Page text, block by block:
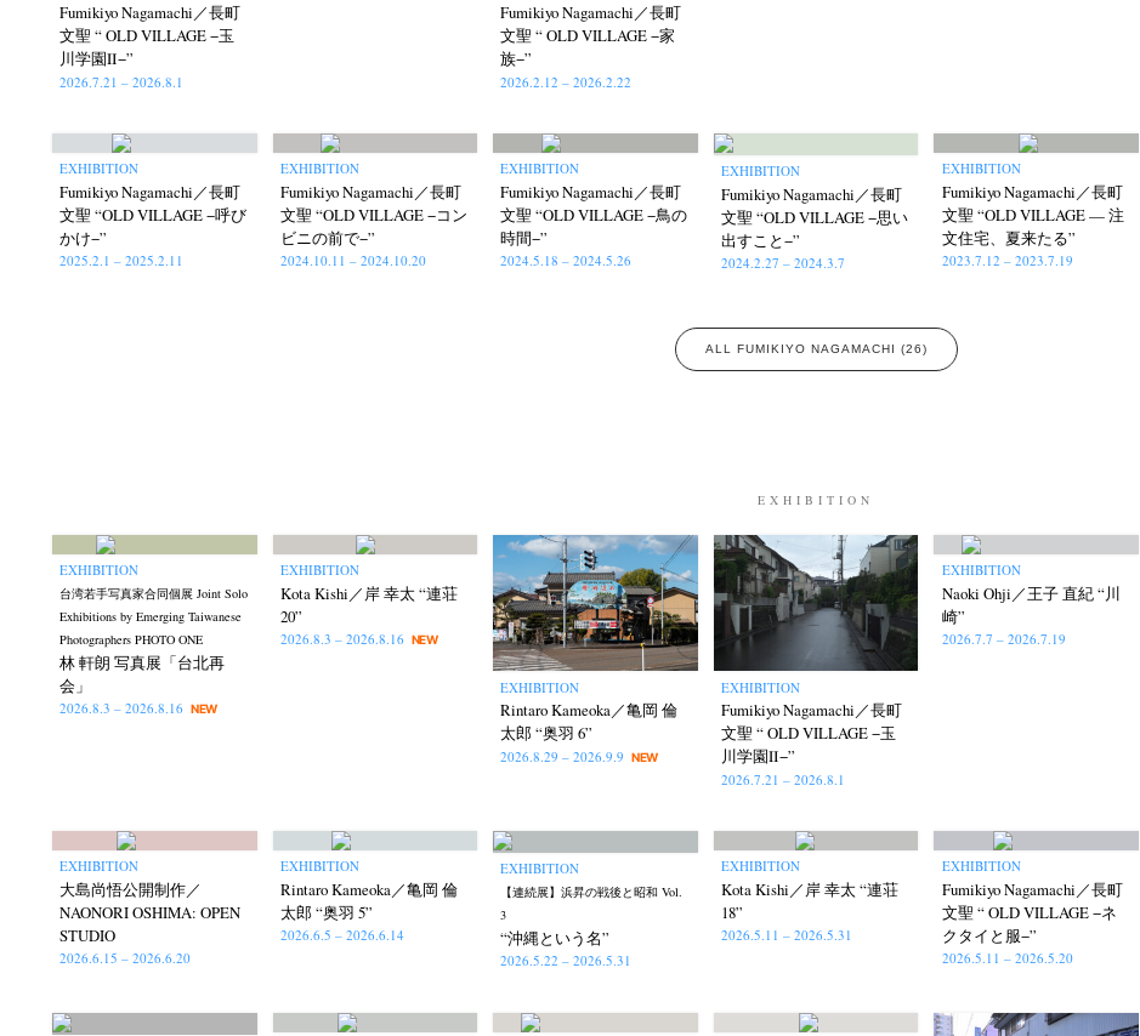
(27) Kazumichi Hashimoto
Postwar and Shōwa-Era (8) Presence (2) Publication (42) Remembrance (43) Renchan (21) Review (23) Rintaro Kameoka (32) Shoreline (56)
Tomonori Ryu Untitled Records (41) Workshop Yu Shinoda (7) Yuki Kasama
Fumikiyo Nagamachi／長町
文聖 “ OLD VILLAGE −玉
川学園Ⅱ−”
2026.7.21 – 2026.8.1
Fumikiyo Nagamachi／長町
文聖 “ OLD VILLAGE −家
族−”
2026.2.12 – 2026.2.22
EXHIBITION
Fumikiyo Nagamachi／長町
文聖 “OLD VILLAGE −呼び
かけ−”
2025.2.1 – 2025.2.11
EXHIBITION
Fumikiyo Nagamachi／長町
文聖 “OLD VILLAGE −コン
ビニの前で−”
2024.10.11 – 2024.10.20
EXHIBITION
Fumikiyo Nagamachi／長町
文聖 “OLD VILLAGE −鳥の
時間−”
2024.5.18 – 2024.5.26
EXHIBITION
Fumikiyo Nagamachi／長町
文聖 “OLD VILLAGE −思い
出すこと−”
2024.2.27 – 2024.3.7
EXHIBITION
Fumikiyo Nagamachi／長町
文聖 “OLD VILLAGE — 注
文住宅、夏来たる”
2023.7.12 – 2023.7.19
ALL FUMIKIYO NAGAMACHI (26)
EXHIBITION
EXHIBITION
台湾若手写真家合同個展 Joint Solo
Exhibitions by Emerging Taiwanese
Photographers PHOTO ONE
林 軒朗 写真展「台北再
会」
2026.8.3 – 2026.8.16 NEW
EXHIBITION
Kota Kishi／岸 幸太 “連荘
20”
2026.8.3 – 2026.8.16 NEW
EXHIBITION
Rintaro Kameoka／亀岡 倫
太郎 “奥羽 6”
2026.8.29 – 2026.9.9 NEW
EXHIBITION
Fumikiyo Nagamachi／長町
文聖 “ OLD VILLAGE −玉
川学園Ⅱ−”
2026.7.21 – 2026.8.1
EXHIBITION
Naoki Ohji／王子 直紀 “川
崎”
2026.7.7 – 2026.7.19
EXHIBITION
大島尚悟公開制作／
NAONORI OSHIMA: OPEN
STUDIO
2026.6.15 – 2026.6.20
EXHIBITION
Rintaro Kameoka／亀岡 倫
太郎 “奥羽 5”
2026.6.5 – 2026.6.14
EXHIBITION
【連続展】浜昇の戦後と昭和 Vol.
3
“沖縄という名”
2026.5.22 – 2026.5.31
EXHIBITION
Kota Kishi／岸 幸太 “連荘
18”
2026.5.11 – 2026.5.31
EXHIBITION
Fumikiyo Nagamachi／長町
文聖 “ OLD VILLAGE −ネ
クタイと服−”
2026.5.11 – 2026.5.20